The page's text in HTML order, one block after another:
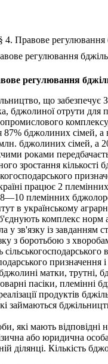
4. Правове регулювання
регулювання
регулювання
що
бджолиної отрути
бджолиних сімей, а
бджолиних сімей, а
роками
зростання
працює 2
племінних
українському
комплекс
у зв'язку із
з боротьбою з
матки, трутні,
пасіки, племінні
продуктів
займаються
які мають
або юридична
ділянці. Кількість